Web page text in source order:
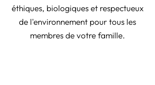
éthiques, biologiques et respectueux
de l'environnement pour tous les
membres de votre famille.